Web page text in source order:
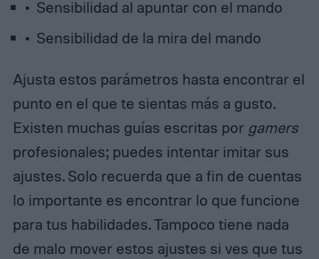
Sensibilidad al apuntar con el mando
Sensibilidad de la mira del mando
Ajusta estos parámetros hasta encontrar el
punto en el que te sientas más a gusto.
Existen muchas guías escritas por gamers
profesionales; puedes intentar imitar sus
ajustes. Solo recuerda que a fin de cuentas
lo importante es encontrar lo que funcione
para tus habilidades. Tampoco tiene nada
de malo mover estos ajustes si ves que tus